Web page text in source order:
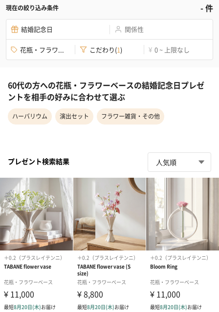
現在の絞り込み条件 -件
結婚記念日 関係性
花瓶・フラワ... こだわり(1) ¥ 0 ~ 上限なし
60代の方への花瓶・フラワーベースの結婚記念日プレゼ
ントを相手の好みに合わせて選ぶ
ハーバリウム 演出セット フラワー雑貨・その他
プレゼント検索結果